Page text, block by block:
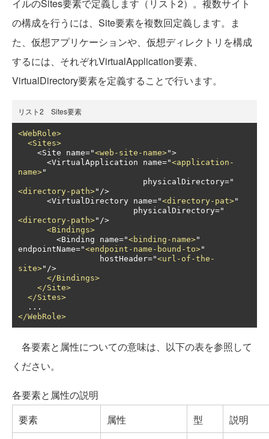
イルのSites要素で定義します（リスト2）。複数サイト
の構成を行うには、Site要素を複数回定義します。ま
た、仮想アプリケーションや、仮想ディレクトリを構成
するには、それぞれVirtualApplication要素、
VirtualDirectory要素を定義することで行います。
リスト2 Sites要素
<WebRole>
<Sites>
    <Site name="
<web-site-name>">
      <VirtualApplication name="
<application-
name>"
                          physicalDirectory="
<directory-path>"/>
      <VirtualDirectory name="
<directory-pat>"
                        physicalDirectory="
<directory-path>"/>
<Bindings>
        <Binding name="
<binding-name>"
endpointName="<endpoint-name-bound-to>"
                 hostHeader="
<url-of-the-
site>"/>
</Bindings>
</Site>
</Sites>
</WebRole>
各要素と属性についての意味は、以下の表を参照して
ください。
各要素と属性の説明
要素
属性 型 説明